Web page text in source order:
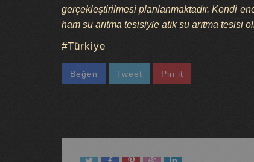
gerçekleştirilmesi planlanmaktadır. Kendi
ham su arıtma tesisiyle atık su arıtma tesisi
Türkiye
Beğen Tweet Pin it